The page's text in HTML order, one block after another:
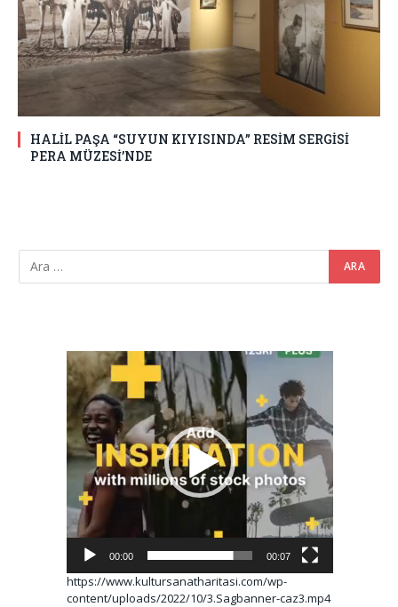
HALİL PAŞA “SUYUN KIYISINDA” RESİM SERGİSİ
PERA MÜZESİ’NDE
Video
oynatıcı
00:00 00:07
https://www.kultursanatharitasi.com/wp-
content/uploads/2022/10/3.Sagbanner-caz3.mp4